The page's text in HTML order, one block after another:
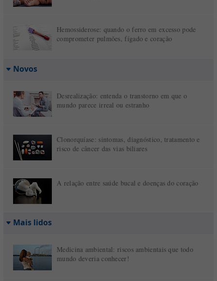
Hemossiderose: quando o ferro em excesso pode
comprometer pulmões, fígado e coração
Novos
Desrealização: entenda o transtorno em que o
mundo parece irreal ou estranho
Clonorquíase: sintomas, diagnóstico, tratamento e
risco de câncer das vias biliares
A relação entre saúde bucal e doenças do coração
Mais lidos
Medicina ambiental: riscos ambientais que todo
mundo deveria conhecer!